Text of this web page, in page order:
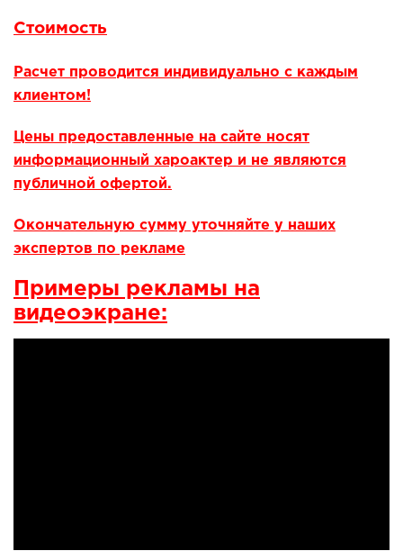
Стоимость
Расчет проводится индивидуально с каждым
клиентом!
Цены предоставленные на сайте носят
информационный хароактер и не являются
публичной офертой.
Окончательную сумму уточняйте у наших
экспертов по рекламе
Примеры рекламы на
видеоэкране: